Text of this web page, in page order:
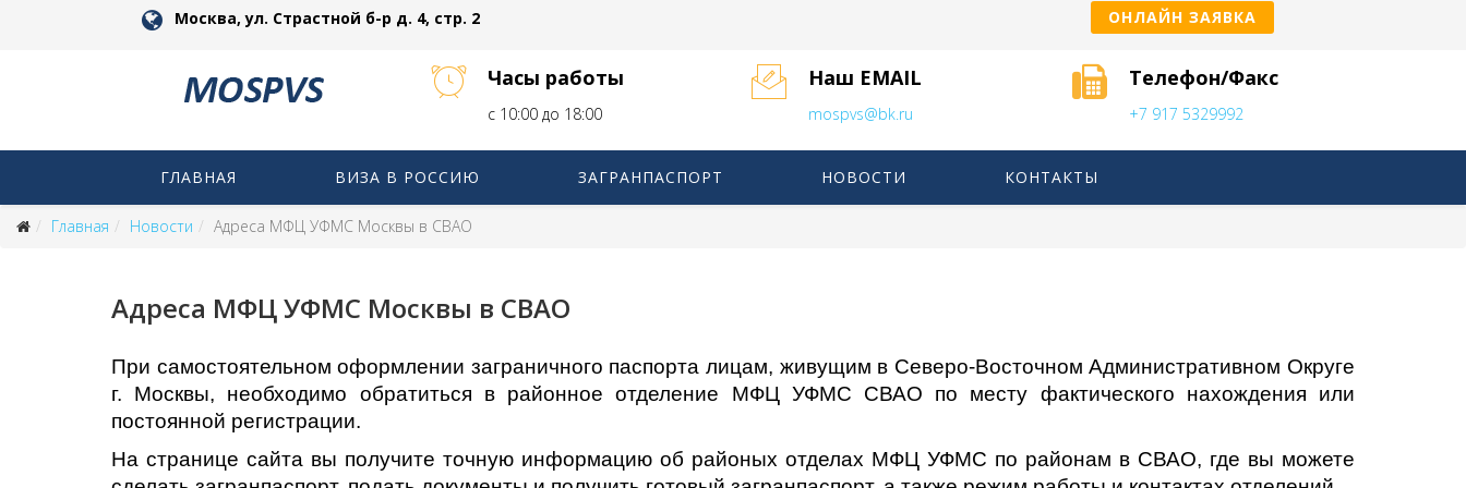
Москва, ул. Страстной б-р д. 4, стр. 2 ОНЛАЙН ЗАЯВКА
Часы работы
с 10:00 до 18:00
Наш EMAIL
mospvs@bk.ru
Телефон/Факс
+7 917 5329992
ГЛАВНАЯ ВИЗА В РОССИЮ ЗАГРАНПАСПОРТ НОВОСТИ КОНТАКТЫ
Главная Новости Адреса МФЦ УФМС Москвы в СВАО
Адреса МФЦ УФМС Москвы в СВАО
При самостоятельном оформлении заграничного паспорта лицам, живущим в Северо-Восточном Административном Округе
г. Москвы, необходимо обратиться в районное отделение МФЦ УФМС СВАО по месту фактического нахождения или
постоянной регистрации.
На странице сайта вы получите точную информацию об районых отделах МФЦ УФМС по районам в СВАО, где вы можете